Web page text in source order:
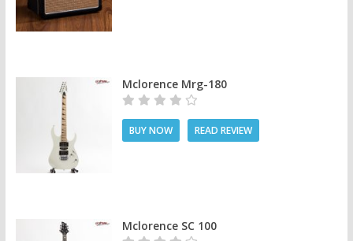
Mclorence Mrg-180
BUY NOW READ REVIEW
Mclorence SC 100